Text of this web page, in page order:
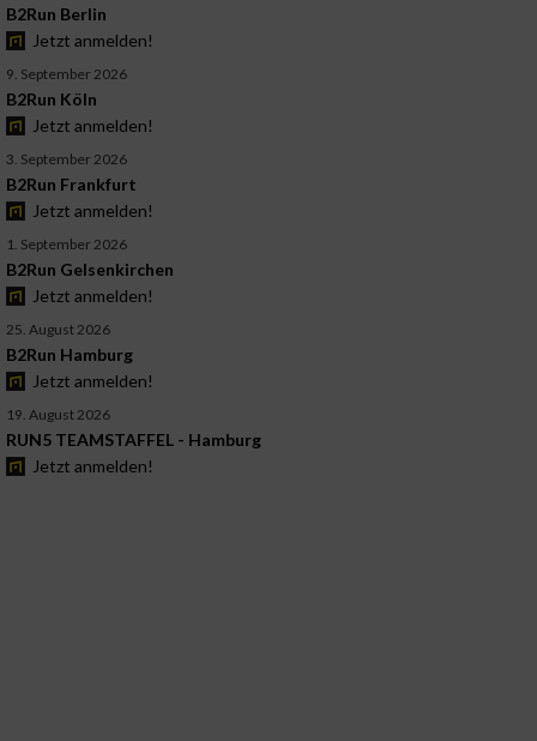
B2Run Berlin
Jetzt anmelden!
9. September 2026
B2Run Köln
Jetzt anmelden!
3. September 2026
B2Run Frankfurt
Jetzt anmelden!
1. September 2026
B2Run Gelsenkirchen
Jetzt anmelden!
25. August 2026
B2Run Hamburg
Jetzt anmelden!
19. August 2026
RUN5 TEAMSTAFFEL - Hamburg
Jetzt anmelden!